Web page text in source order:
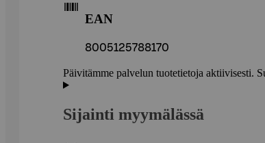
EAN
8005125788170
Päivitämme palvelun tuotetietoja aktiivisesti.
Sijainti myymälässä